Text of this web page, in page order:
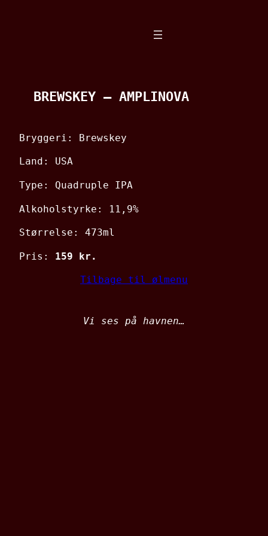
BREWSKEY – AMPLINOVA
Bryggeri: Brewskey
Land: USA
Type: Quadruple IPA
Alkoholstyrke: 11,9%
Størrelse: 473ml
Pris: 159 kr.
Tilbage til ølmenu
Vi ses på havnen…